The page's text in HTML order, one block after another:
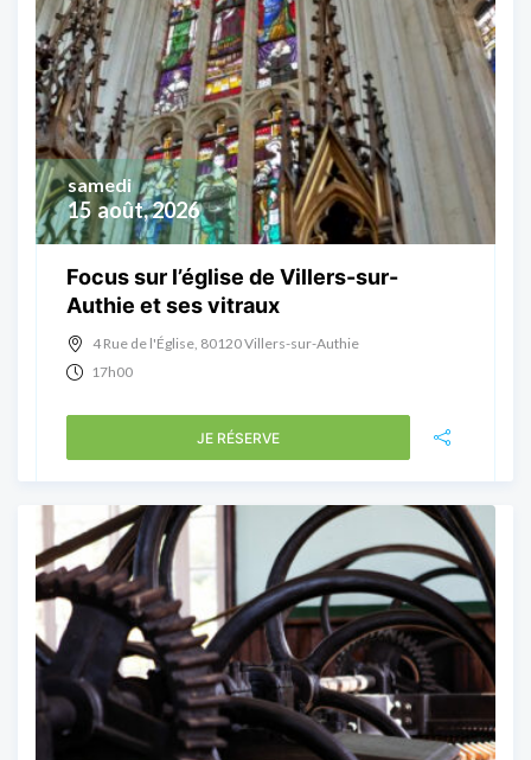
15 août, 2026
samedi
Focus sur l’église de Villers-sur-
Authie et ses vitraux
4 Rue de l'Église, 80120 Villers-sur-Authie
17h00
JE RÉSERVE